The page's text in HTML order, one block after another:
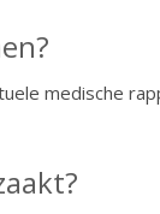
medische